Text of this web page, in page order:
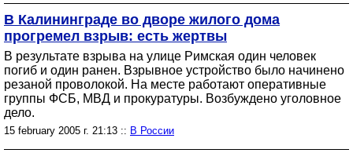
В Калининграде во дворе жилого дома
прогремел взрыв: есть жертвы
В результате взрыва на улице Римская один человек
погиб и один ранен. Взрывное устройство было начинено
резаной проволокой. На месте работают оперативные
группы ФСБ, МВД и прокуратуры. Возбуждено уголовное
дело.
15 february 2005 г. 21:13 :: В России